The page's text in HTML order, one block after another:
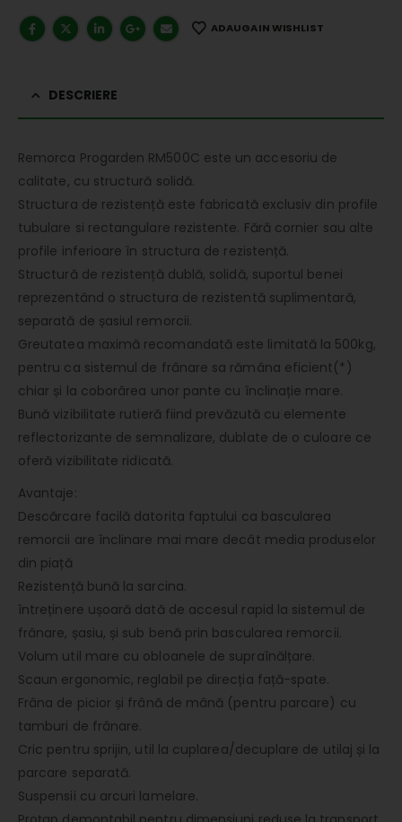
ADAUGA IN WISHLIST
DESCRIERE
Remorca Progarden RM500C este un accesoriu de
calitate, cu structură solidă.
Structura de rezistență este fabricată exclusiv din profile
tubulare si rectangulare rezistente. Fără cornier sau alte
profile inferioare în structura de rezistență.
Structură de rezistență dublă, solidă, suportul benei
reprezentând o structura de rezistentă suplimentară,
separată de șasiul remorcii.
Greutatea maximă recomandată este limitată la 500kg,
pentru ca sistemul de frânare sa rămâna eficient(*)
chiar și la coborârea unor pante cu înclinație mare.
Bună vizibilitate rutieră fiind prevăzută cu elemente
reflectorizante de semnalizare, dublate de o culoare ce
oferă vizibilitate ridicată.
Avantaje:
Descărcare facilă datorita faptului ca bascularea
remorcii are înclinare mai mare decât media produselor
din piață
Rezistență bună la sarcina.
întreținere ușoară dată de accesul rapid la sistemul de
frânare, șasiu, și sub benă prin bascularea remorcii.
Volum util mare cu obloanele de supraînălțare.
Scaun ergonomic, reglabil pe direcția față-spate.
Frâna de picior și frână de mână (pentru parcare) cu
tamburi de frânare.
Cric pentru sprijin, util la cuplarea/decuplare de utilaj și la
parcare separată.
Suspensii cu arcuri lamelare.